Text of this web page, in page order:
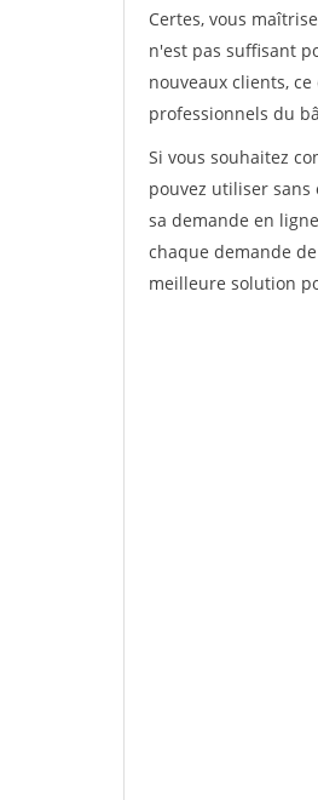
Certes, vous
n'est pas suffisant
nouveaux clients,
professionnels du
Si vous souhaitez
pouvez utiliser
sa demande en
chaque demande
meilleure solution